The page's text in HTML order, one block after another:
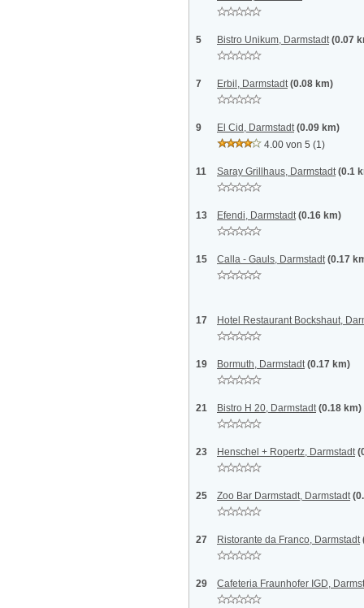
5 Bistro Unikum, Darmstadt (0.07
7 Erbil, Darmstadt (0.08 km)
9 El Cid, Darmstadt (0.09 km)
4.00 von 5 (1)
11 Saray Grillhaus, Darmstadt (0.1
13 Efendi, Darmstadt (0.16 km)
15 Calla - Gauls, Darmstadt (0.17
17 Hotel Restaurant Bockshaut,
19 Bormuth, Darmstadt (0.17 km)
21 Bistro H 20, Darmstadt (0.18 km)
23 Henschel + Ropertz, Darmstadt
25 Zoo Bar Darmstadt, Darmstadt
27 Ristorante da Franco, Darmstadt
29 Cafeteria Fraunhofer IGD,